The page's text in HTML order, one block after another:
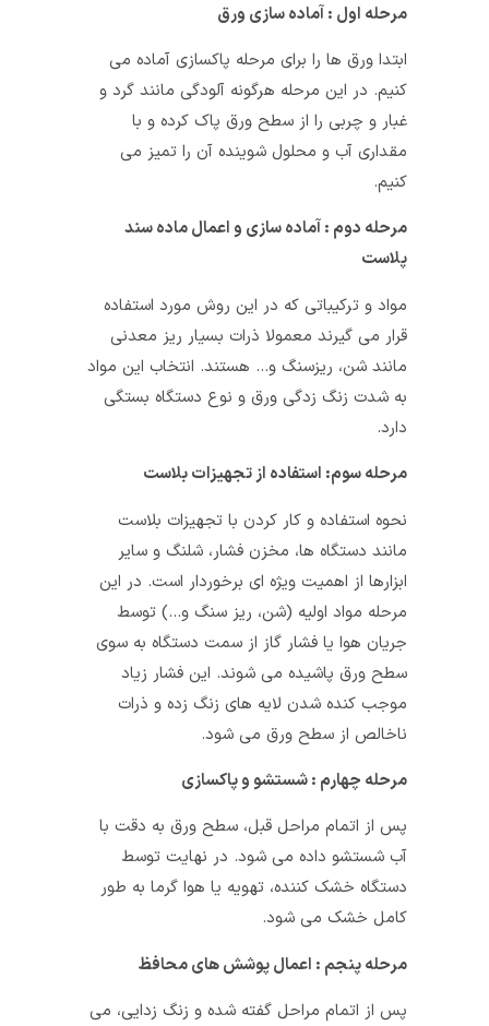
مرحله اول : آماده سازی ورق
ابتدا ورق ها را برای مرحله پاکسازی آماده می
کنیم. در این مرحله هرگونه آلودگی مانند گرد و
غبار و چربی را از سطح ورق پاک کرده و با
مقداری آب و محلول شوینده آن را تمیز می
مرحله دوم : آماده سازی و اعمال ماده سند
مواد و ترکیباتی که در این روش مورد استفاده
قرار می گیرند معمولا ذرات بسیار ریز معدنی
مانند شن، ریزسنگ و… هستند. انتخاب این مواد
به شدت زنگ زدگی ورق و نوع دستگاه بستگی
مرحله سوم: استفاده از تجهیزات بلاست
نحوه استفاده و کار کردن با تجهیزات بلاست
مانند دستگاه ها، مخزن فشار، شلنگ و سایر
ابزارها از اهمیت ویژه ای برخوردار است. در این
مرحله مواد اولیه (شن، ریز سنگ و…) توسط
جریان هوا یا فشار گاز از سمت دستگاه به سوی
سطح ورق پاشیده می شوند. این فشار زیاد
موجب کنده شدن لایه های زنگ زده و ذرات
ناخالص از سطح ورق می شود.
مرحله چهارم : شستشو و پاکسازی
پس از اتمام مراحل قبل، سطح ورق به دقت با
آب شستشو داده می شود. در نهایت توسط
دستگاه خشک کننده، تهویه یا هوا گرما به طور
کامل خشک می شود.
مرحله پنجم : اعمال پوشش های محافظ
پس از اتمام مراحل گفته شده و زنگ زدایی، می